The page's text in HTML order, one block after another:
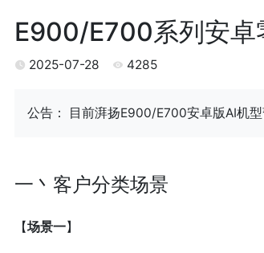
E900/E700系列安卓
2025-07-28 4285
公告： 目前湃扬E900/E700安卓版AI机
一丶客户分类场景
【场景一】